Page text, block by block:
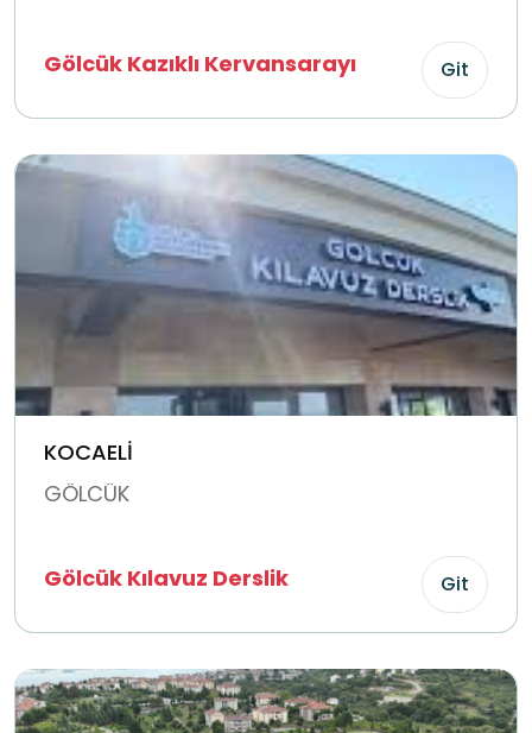
Gölcük Kazıklı Kervansarayı Git
KOCAELİ
GÖLCÜK
Gölcük Kılavuz Derslik Git